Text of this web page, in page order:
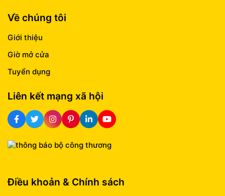
Về chúng tôi
Giới thiệu
Giờ mở cửa
Tuyển dụng
Liên kết mạng xã hội
Điều khoản & Chính sách